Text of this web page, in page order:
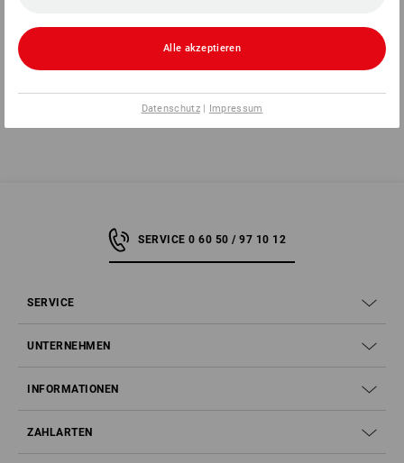
SERVICE 0 60 50 / 97 10 12
SERVICE
UNTERNEHMEN
INFORMATIONEN
ZAHLARTEN
Alle akzeptieren
Datenschutz| Impressum